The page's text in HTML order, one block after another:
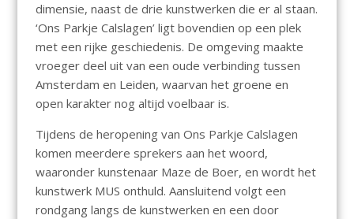
dimensie, naast de drie kunstwerken die er al staan.
‘Ons Parkje Calslagen’ ligt bovendien op een plek
met een rijke geschiedenis. De omgeving maakte
vroeger deel uit van een oude verbinding tussen
Amsterdam en Leiden, waarvan het groene en
open karakter nog altijd voelbaar is.
Tijdens de heropening van Ons Parkje Calslagen
komen meerdere sprekers aan het woord,
waaronder kunstenaar Maze de Boer, en wordt het
kunstwerk MUS onthuld. Aansluitend volgt een
rondgang langs de kunstwerken en een door